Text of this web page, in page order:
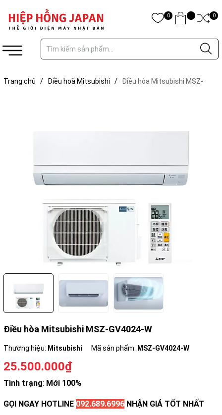
0 0
Trang chủ / Điều hoà Mitsubishi /
Điều hòa Mitsubishi MSZ-
Điều hòa Mitsubishi MSZ-GV4024-W
Thương hiệu: Mitsubishi Mã sản phẩm: MSZ-GV4024-W
25.500.000₫
Tình trạng: Mới 100%
GỌI NGAY HOTLINE 092.689.6996 NHẬN GIÁ TỐT NHẤT